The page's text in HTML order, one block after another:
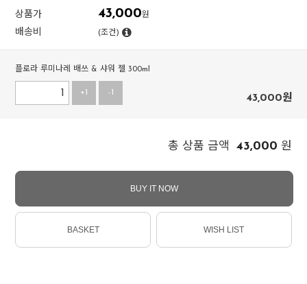
상품가 43,000원
배송비 (조건)
플로라 루미나레 배쓰 & 샤워 젤 300ml
+1 -1 43,000원
총 상품 금액 43,000 원
BUY IT NOW
BASKET WISH LIST